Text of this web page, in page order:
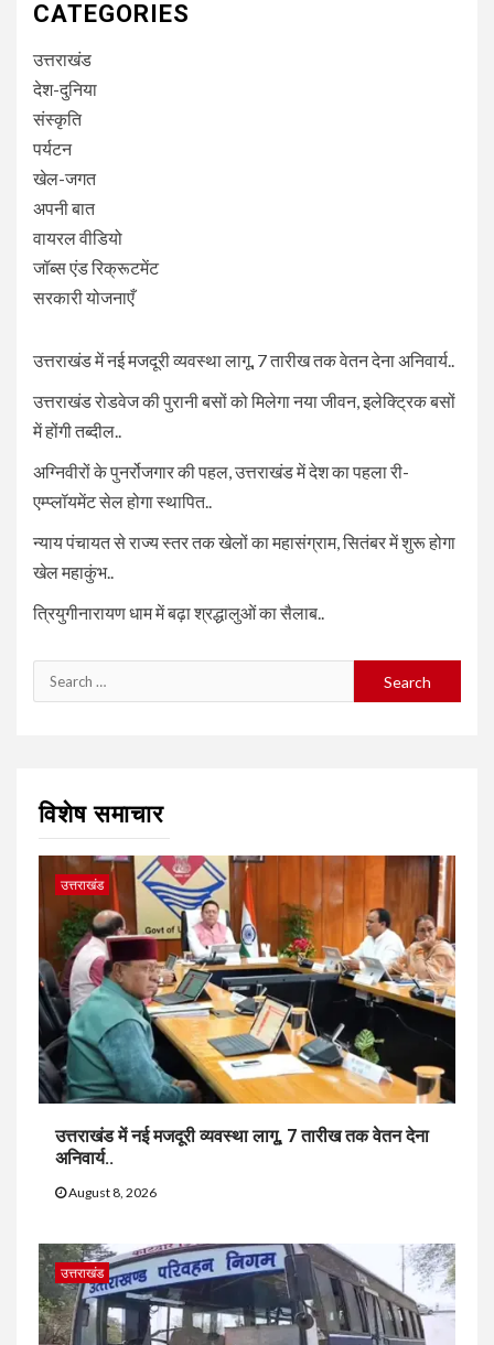
CATEGORIES
उत्तराखंड
देश-दुनिया
संस्कृति
पर्यटन
खेल-जगत
अपनी बात
वायरल वीडियो
जॉब्स एंड रिक्रूटमेंट
सरकारी योजनाएँ
उत्तराखंड में नई मजदूरी व्यवस्था लागू, 7 तारीख तक वेतन देना अनिवार्य..
उत्तराखंड रोडवेज की पुरानी बसों को मिलेगा नया जीवन, इलेक्ट्रिक बसों
में होंगी तब्दील..
अग्निवीरों के पुनर्रोजगार की पहल, उत्तराखंड में देश का पहला री-
एम्प्लॉयमेंट सेल होगा स्थापित..
न्याय पंचायत से राज्य स्तर तक खेलों का महासंग्राम, सितंबर में शुरू होगा
खेल महाकुंभ..
त्रियुगीनारायण धाम में बढ़ा श्रद्धालुओं का सैलाब..
Search
for:
विशेष समाचार
उत्तराखंड
उत्तराखंड में नई मजदूरी व्यवस्था लागू, 7 तारीख तक वेतन देना
अनिवार्य..
August 8, 2026
उत्तराखंड